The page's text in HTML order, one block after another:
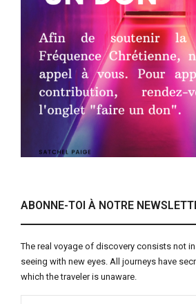
ABONNE-TOI À NOTRE
The real voyage of discovery consists not
seeing with new eyes. All journeys have
which the traveler is unaware.